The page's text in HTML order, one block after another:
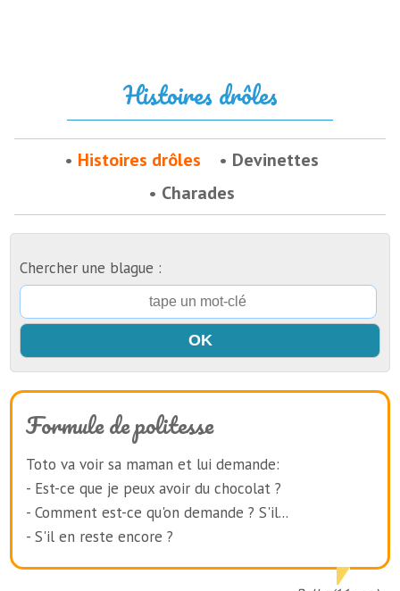
Histoires drôles
Histoires drôles
Devinettes
Charades
Chercher une blague :
Formule de politesse
Toto va voir sa maman et lui demande:
- Est-ce que je peux avoir du chocolat ?
- Comment est-ce qu'on demande ? S'il...
- S'il en reste encore ?